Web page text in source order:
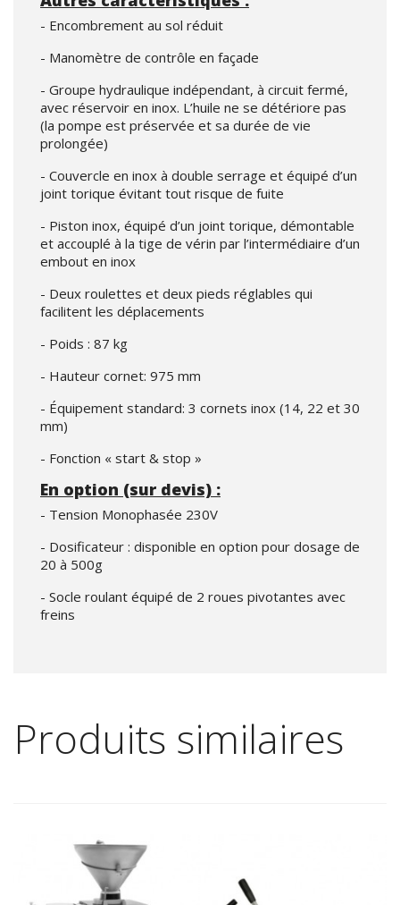
- Encombrement au sol réduit
- Manomètre de contrôle en façade
- Groupe hydraulique indépendant, à circuit fermé,
avec réservoir en inox. L’huile ne se détériore pas
(la pompe est préservée et sa durée de vie
prolongée)
- Couvercle en inox à double serrage et équipé d’un
joint torique évitant tout risque de fuite
- Piston inox, équipé d’un joint torique, démontable
et accouplé à la tige de vérin par l’intermédiaire d’un
embout en inox
- Deux roulettes et deux pieds réglables qui
facilitent les déplacements
- Poids : 87 kg
- Hauteur cornet: 975 mm
- Équipement standard: 3 cornets inox (14, 22 et 30
mm)
- Fonction « start & stop »
En option (sur devis) :
- Tension Monophasée 230V
- Dosificateur : disponible en option pour dosage de
20 à 500g
- Socle roulant équipé de 2 roues pivotantes avec
freins
Produits similaires